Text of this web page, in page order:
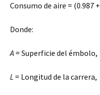
Consumo de aire = (0.987 +
Donde:
A = Superficie del émbolo,
L = Longitud de la carrera,